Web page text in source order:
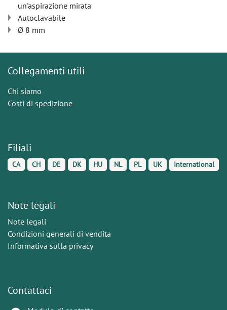
un'aspirazione mirata
Autoclavabile
Ø 8 mm
Collegamenti utili
Chi siamo
Costi di spedizione
Filiali
CA CH DE DK HU NL PL UK International
Note legali
Note legali
Condizioni generali di vendita
Informativa sulla privacy
Contattaci